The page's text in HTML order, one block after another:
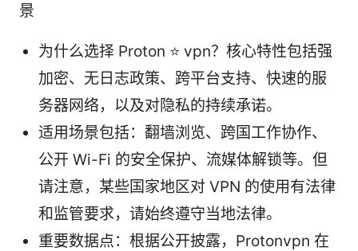
景
为什么选择 Proton ⭐ vpn？核心特性包括强
加密、无日志政策、跨平台支持、快速的服
务器网络，以及对隐私的持续承诺。
适用场景包括：翻墙浏览、跨国工作协作、
公开 Wi-Fi 的安全保护、流媒体解锁等。但
请注意，某些国家地区对 VPN 的使用有法律
和监管要求，请始终遵守当地法律。
重要数据点：根据公开披露，Protonvpn 在